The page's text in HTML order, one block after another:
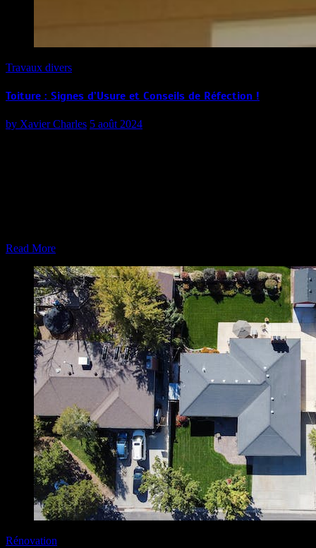
Travaux divers
Toiture : Signes d’Usure et Conseils de Réfection !
by Xavier Charles 5 août 2024
Read More
Rénovation